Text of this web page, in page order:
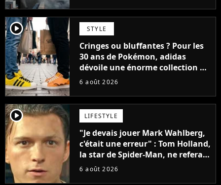
player2 STYLE
Cringes ou bluffantes ? Pour les
30 ans de Pokémon, adidas
dévoile une énorme collection de
sneakers et je ne sais pas quoi en
6 août 2026
player2 LIFESTYLE
"Je devais jouer Mark Wahlberg,
c'était une erreur" : Tom Holland,
la star de Spider-Man, ne referait
pas ce blockbuster
6 août 2026